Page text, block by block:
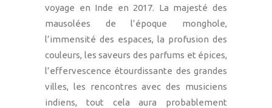
voyage en Inde en 2017. La majesté des
mausolées de l’époque monghole,
l’immensité des espaces, la profusion des
couleurs, les saveurs des parfums et épices,
l’effervescence étourdissante des grandes
villes, les rencontres avec des musiciens
indiens, tout cela aura probablement